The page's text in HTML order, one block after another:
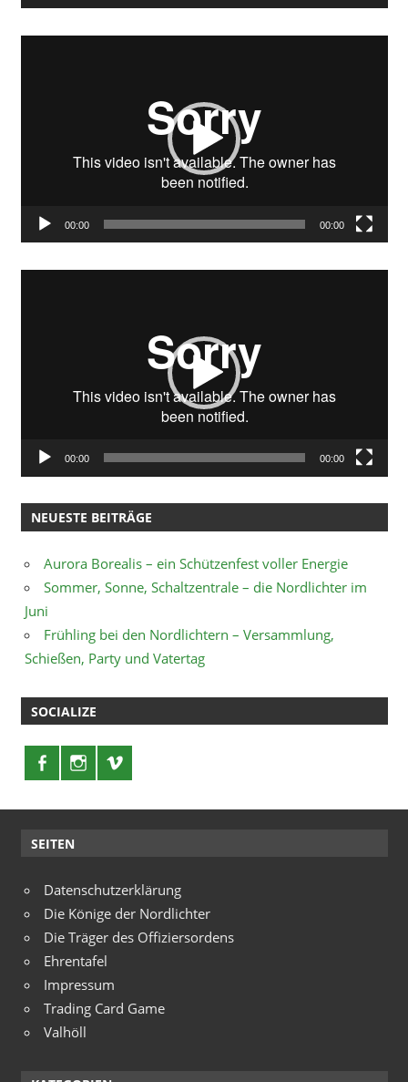
00:00 00:00
00:00 00:00
NEUESTE BEITRÄGE
Aurora Borealis – ein Schützenfest voller Energie
Sommer, Sonne, Schaltzentrale – die Nordlichter im
Juni
Frühling bei den Nordlichtern – Versammlung,
Schießen, Party und Vatertag
SOCIALIZE
SEITEN
Datenschutzerklärung
Die Könige der Nordlichter
Die Träger des Offiziersordens
Ehrentafel
Impressum
Trading Card Game
Valhöll